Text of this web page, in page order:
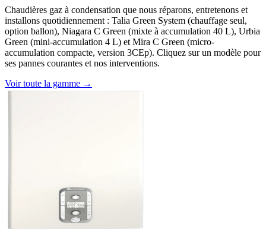
Chaudières gaz à condensation que nous réparons, entretenons et
installons quotidiennement : Talia Green System (chauffage seul,
option ballon), Niagara C Green (mixte à accumulation 40 L), Urbia
Green (mini-accumulation 4 L) et Mira C Green (micro-
accumulation compacte, version 3CEp). Cliquez sur un modèle pour
ses pannes courantes et nos interventions.
Voir toute la gamme →